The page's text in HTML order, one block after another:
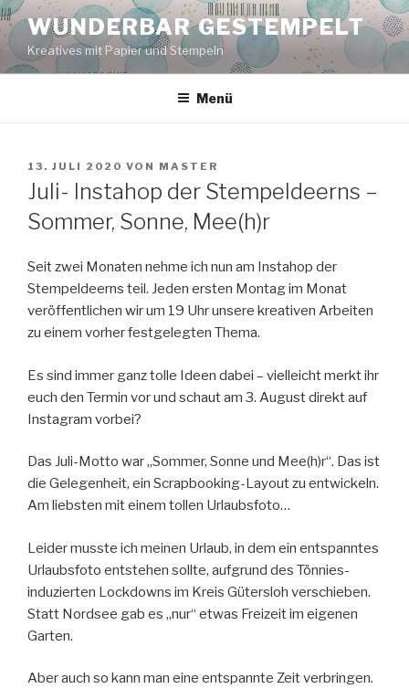
Zum
Inhalt
springen
WUNDERBAR GESTEMPELT
Kreatives mit Papier und Stempeln
Menü
VERÖFFENTLICHT
AM
13. JULI 2020 VON MASTER
Juli- Instahop der Stempeldeerns –
Sommer, Sonne, Mee(h)r
Seit zwei Monaten nehme ich nun am Instahop der
Stempeldeerns teil. Jeden ersten Montag im Monat
veröffentlichen wir um 19 Uhr unsere kreativen Arbeiten
zu einem vorher festgelegten Thema.
Es sind immer ganz tolle Ideen dabei – vielleicht merkt ihr
euch den Termin vor und schaut am 3. August direkt auf
Instagram vorbei?
Das Juli-Motto war „Sommer, Sonne und Mee(h)r“. Das ist
die Gelegenheit, ein Scrapbooking-Layout zu entwickeln.
Am liebsten mit einem tollen Urlaubsfoto…
Leider musste ich meinen Urlaub, in dem ein entspanntes
Urlaubsfoto entstehen sollte, aufgrund des Tönnies-
induzierten Lockdowns im Kreis Gütersloh verschieben.
Statt Nordsee gab es „nur“ etwas Freizeit im eigenen
Garten.
Aber auch so kann man eine entspannte Zeit verbringen.